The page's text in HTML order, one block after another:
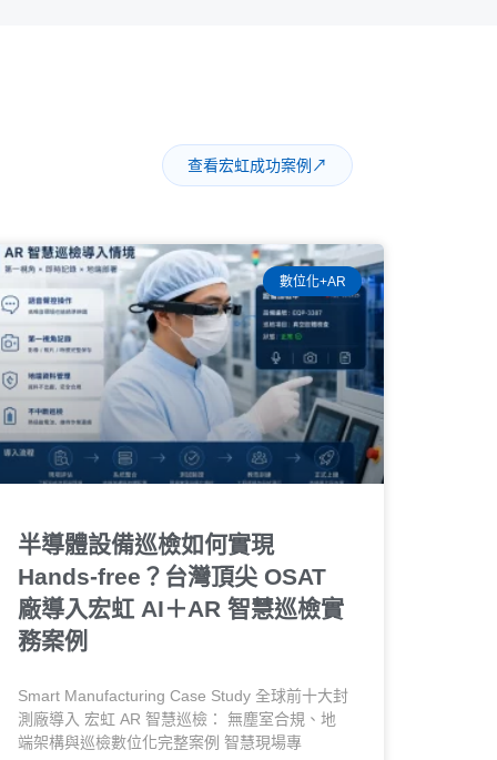
查看宏虹成功案例 ↗
數位化+AR
半導體設備巡檢如何實現
Hands-free？台灣頂尖 OSAT
廠導入宏虹 AI＋AR 智慧巡檢實
務案例
Smart Manufacturing Case Study 全球前十大封
測廠導入 宏虹 AR 智慧巡檢： 無塵室合規、地
端架構與巡檢數位化完整案例 智慧現場專